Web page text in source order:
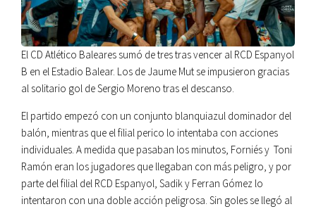
El CD Atlético Baleares sumó de tres tras vencer al RCD Espanyol
B en el Estadio Balear. Los de Jaume Mut se impusieron gracias
al solitario gol de Sergio Moreno tras el descanso.
El partido empezó con un conjunto blanquiazul dominador del
balón, mientras que el filial perico lo intentaba con acciones
individuales. A medida que pasaban los minutos, Forniés y Toni
Ramón eran los jugadores que llegaban con más peligro, y por
parte del filial del RCD Espanyol, Sadik y Ferran Gómez lo
intentaron con una doble acción peligrosa. Sin goles se llegó al